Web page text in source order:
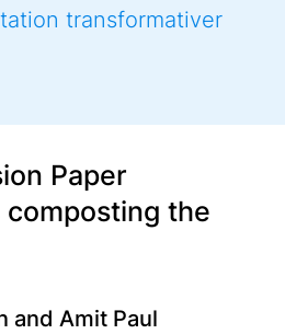
transformativer
Paper
composting the
and Amit Paul